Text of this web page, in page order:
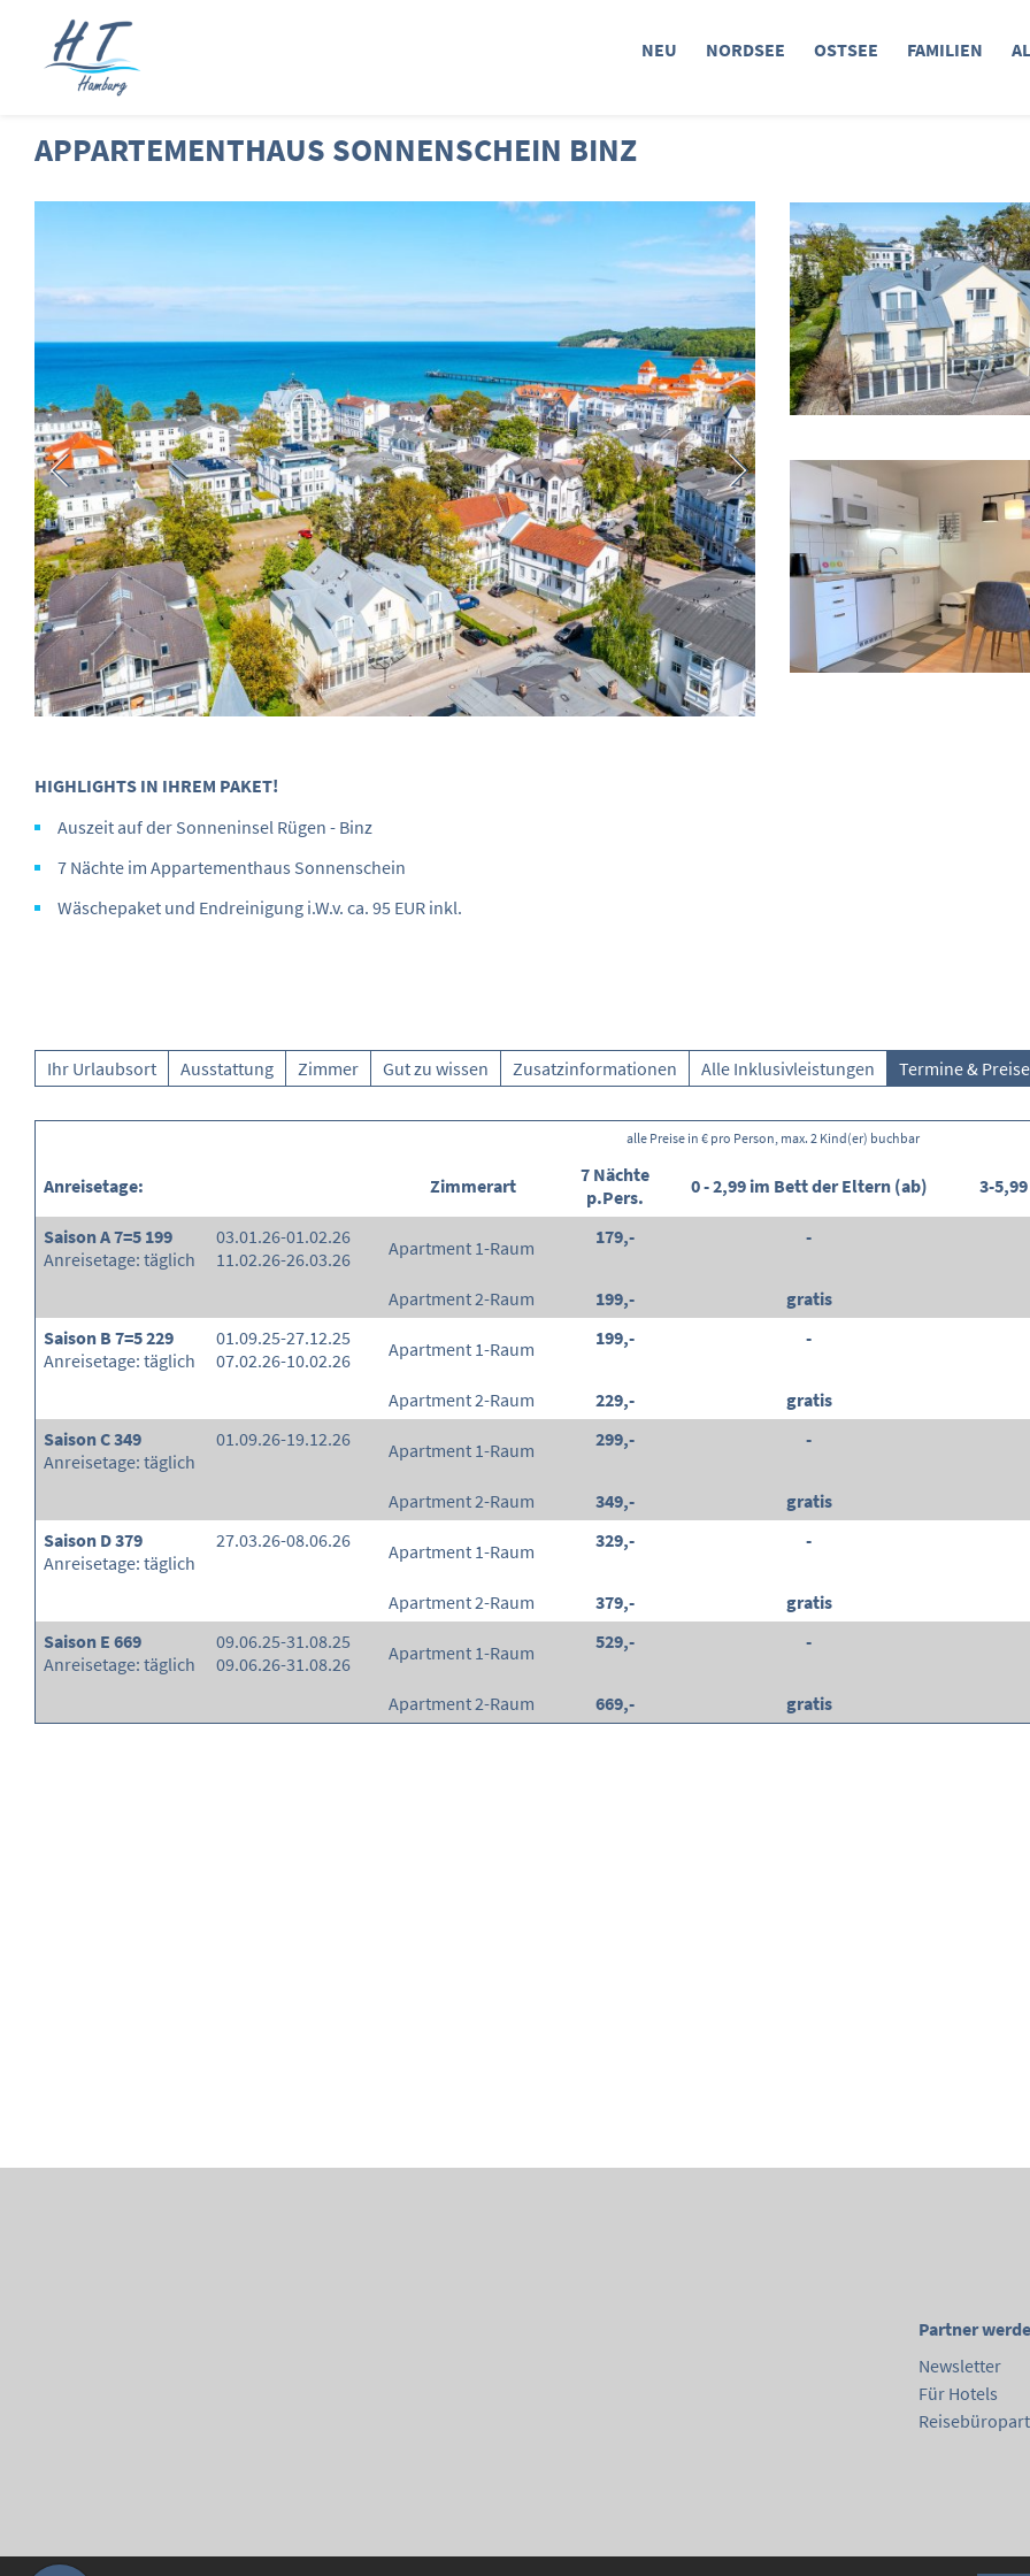
NEU NORDSEE OSTSEE FAMILIEN
APPARTEMENTHAUS SONNENSCHEIN BINZ
HIGHLIGHTS IN IHREM PAKET!
Auszeit auf der Sonneninsel Rügen - Binz
7 Nächte im Appartementhaus Sonnenschein
Wäschepaket und Endreinigung i.W.v. ca. 95 EUR inkl.
Ihr Urlaubsort Ausstattung Zimmer Gut zu wissen Zusatzinformationen Alle Inklusivleistungen Termine & Preise
alle Preise in € pro Person, max. 2 Kind(er) buchbar
Anreisetage: Zimmerart
7 Nächte
p.Pers.
0 - 2,99 im Bett der Eltern (ab) 3-
Saison A 7=5 199
Anreisetage: täglich
03.01.26-01.02.26
11.02.26-26.03.26
Apartment 1-Raum 179,- -
Apartment 2-Raum 199,- gratis
Saison B 7=5 229
Anreisetage: täglich
01.09.25-27.12.25
07.02.26-10.02.26
Apartment 1-Raum 199,- -
Apartment 2-Raum 229,- gratis
Saison C 349
Anreisetage: täglich
01.09.26-19.12.26 Apartment 1-Raum 299,- -
Apartment 2-Raum 349,- gratis
Saison D 379
Anreisetage: täglich
27.03.26-08.06.26 Apartment 1-Raum 329,- -
Apartment 2-Raum 379,- gratis
Saison E 669
Anreisetage: täglich
09.06.25-31.08.25
09.06.26-31.08.26
Apartment 1-Raum 529,- -
Apartment 2-Raum 669,- gratis
Partner
Newsletter
Für Hotels